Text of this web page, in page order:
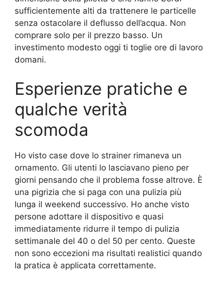
sufficientemente alti da trattenere le particelle
senza ostacolare il deflusso dell’acqua. Non
comprare solo per il prezzo basso. Un
investimento modesto oggi ti toglie ore di lavoro
domani.
Esperienze pratiche e
qualche verità
scomoda
Ho visto case dove lo strainer rimaneva un
ornamento. Gli utenti lo lasciavano pieno per
giorni pensando che il problema fosse altrove. È
una pigrizia che si paga con una pulizia più
lunga il weekend successivo. Ho anche visto
persone adottare il dispositivo e quasi
immediatamente ridurre il tempo di pulizia
settimanale del 40 o del 50 per cento. Queste
non sono eccezioni ma risultati realistici quando
la pratica è applicata correttamente.